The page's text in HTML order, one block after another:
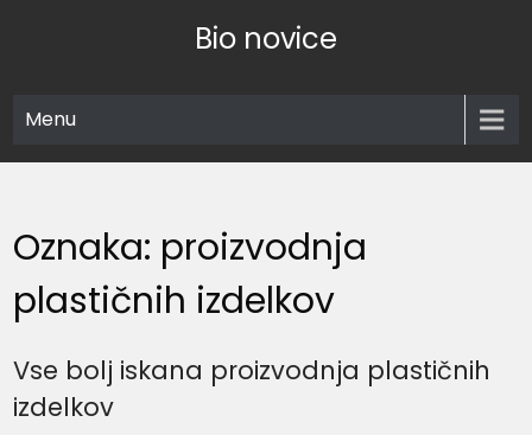
Bio novice
Menu
Oznaka: proizvodnja
plastičnih izdelkov
Vse bolj iskana proizvodnja plastičnih
izdelkov